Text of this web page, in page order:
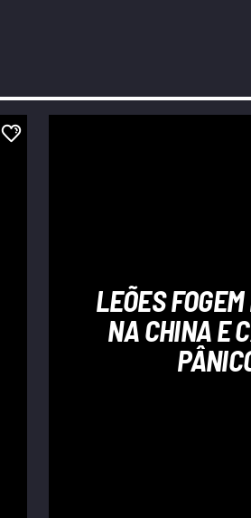
LEÕES
NA CHINA E